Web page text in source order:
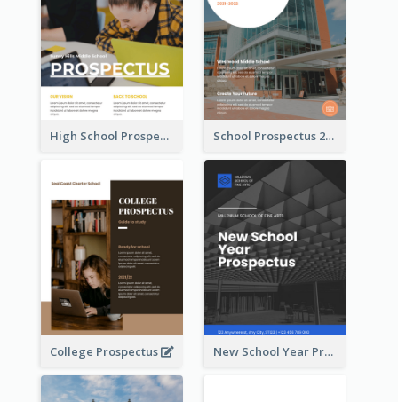
High School Prospectus School Prospectus 2022
College Prospectus New School Year Prospectus